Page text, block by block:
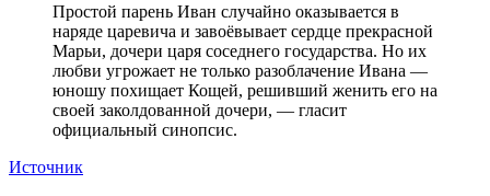
Простой парень Иван случайно оказывается в
наряде царевича и завоёвывает сердце прекрасной
Марьи, дочери царя соседнего государства. Но их
любви угрожает не только разоблачение Ивана —
юношу похищает Кощей, решивший женить его на
своей заколдованной дочери, — гласит
официальный синопсис.
Источник